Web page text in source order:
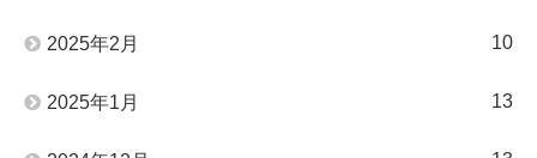
2025年2月 10
2025年1月 13